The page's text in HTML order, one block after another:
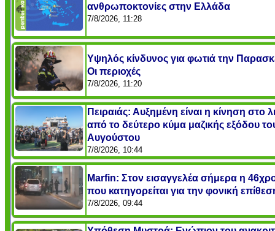
ανθρωποκτονίες στην Ελλάδα
7/8/2026, 11:28
Υψηλός κίνδυνος για φωτιά την
Οι περιοχές
7/8/2026, 11:20
Πειραιάς: Αυξημένη είναι η κίνηση στο
από το δεύτερο κύμα μαζικής εξόδου
Αυγούστου
7/8/2026, 10:44
Marfin: Στον εισαγγελέα σήμερα η
που κατηγορείται για την φονική
7/8/2026, 09:44